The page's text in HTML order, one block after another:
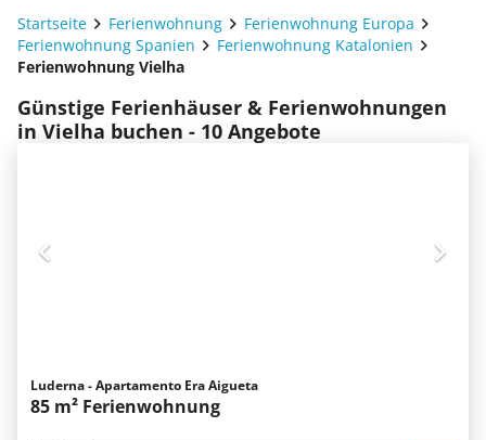
Startseite Ferienwohnung
Ferienwohnung Europa
Ferienwohnung Spanien
Ferienwohnung Katalonien
Ferienwohnung Vielha
Günstige Ferienhäuser & Ferienwohnungen
in Vielha buchen - 10 Angebote
Luderna - Apartamento Era Aigueta
85 m² Ferienwohnung